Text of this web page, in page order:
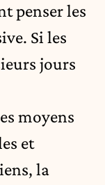
penser les
Si les
jours
moyens
et
la